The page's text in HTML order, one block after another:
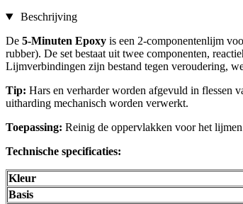
Beschrijving
De 5-Minuten Epoxy is een 2-componentenlijm
rubber). De set bestaat uit twee componenten,
Lijmverbindingen zijn bestand tegen veroudering,
Tip: Hars en verharder worden afgevuld in flessen
uitharding mechanisch worden verwerkt.
Toepassing: Reinig de oppervlakken voor het
Technische specificaties:
Kleur
Basis